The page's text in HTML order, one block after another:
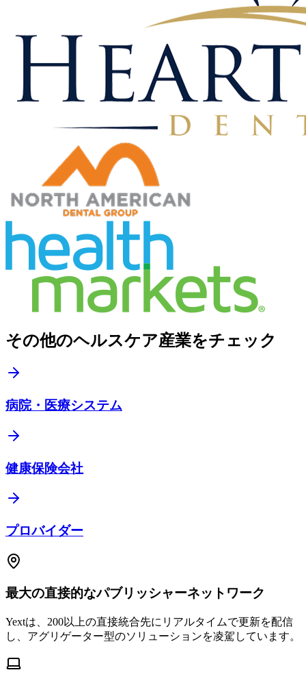
その他のヘルスケア産業をチェック
病院・医療システム
健康保険会社
プロバイダー
最大の直接的なパブリッシャーネットワーク
Yextは、200以上の直接統合先にリアルタイムで更新を配信
し、アグリゲーター型のソリューションを凌駕しています。